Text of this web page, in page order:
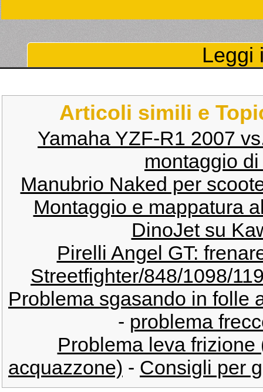
Leggi
Articoli simili e
Yamaha YZF-R1 2007
montaggio
Manubrio Naked per
Montaggio e mappatura
DinoJet su
Pirelli Angel GT:
Streetfighter/848/1098/
Problema sgasando in folle
- problema
Problema leva
acquazzone) - Consigli per